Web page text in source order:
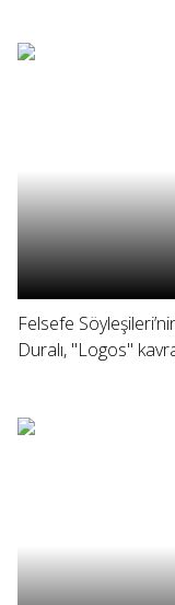
Felsefe
Duralı, "Logos"